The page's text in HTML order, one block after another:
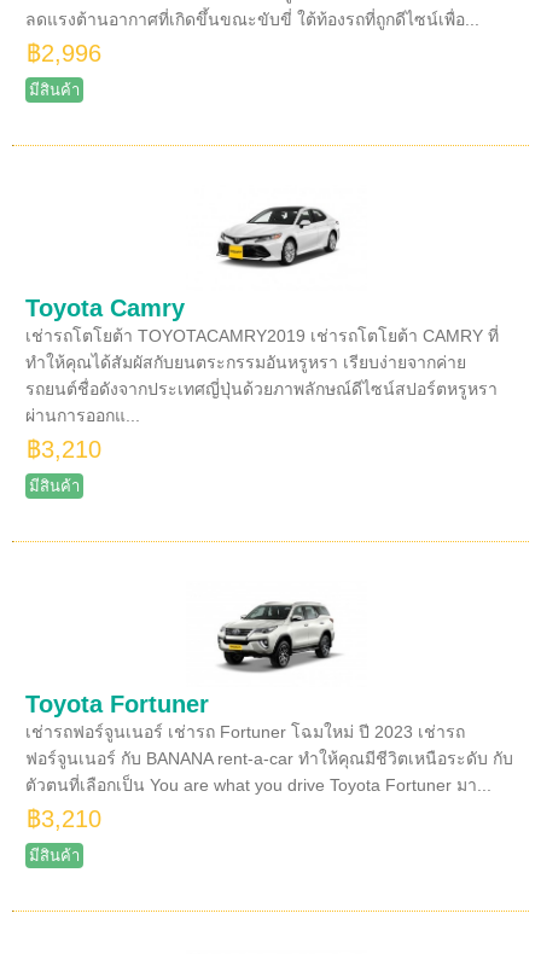
ลดแรงต้านอากาศที่เกิดขึ้นขณะขับขี่ ใต้ท้องรถที่ถูกดีไซน์เพื่อ...
฿2,996
มีสินค้า
Toyota Camry
เช่ารถโตโยต้า TOYOTACAMRY2019 เช่ารถโตโยต้า CAMRY ที่
ทำให้คุณได้สัมผัสกับยนตระกรรมอันหรูหรา เรียบง่ายจากค่าย
รถยนต์ชื่อดังจากประเทศญี่ปุ่นด้วยภาพลักษณ์ดีไซน์สปอร์ตหรูหรา
ผ่านการออกแ...
฿3,210
มีสินค้า
Toyota Fortuner
เช่ารถฟอร์จูนเนอร์ เช่ารถ Fortuner โฉมใหม่ ปี 2023 เช่ารถ
ฟอร์จูนเนอร์ กับ BANANA rent-a-car ทำให้คุณมีชีวิตเหนือระดับ กับ
ตัวตนที่เลือกเป็น You are what you drive Toyota Fortuner มา...
฿3,210
มีสินค้า